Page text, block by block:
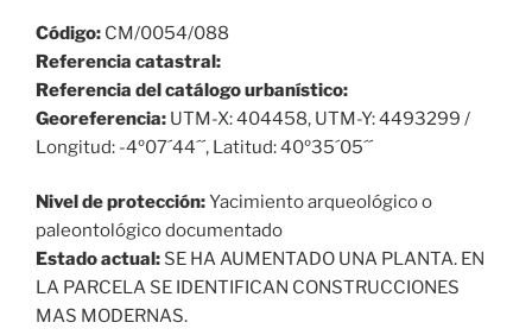
Código: CM/0054/088
Referencia catastral:
Referencia del catálogo urbanístico:
Georeferencia: UTM-X: 404458, UTM-Y: 4493299 /
Longitud: -4º07´44´´, Latitud: 40º35´05´´
Nivel de protección:Yacimiento arqueológico o
paleontológico documentado
Estado actual: SE HA AUMENTADO UNA PLANTA. EN
LA PARCELA SE IDENTIFICAN CONSTRUCCIONES
MAS MODERNAS.